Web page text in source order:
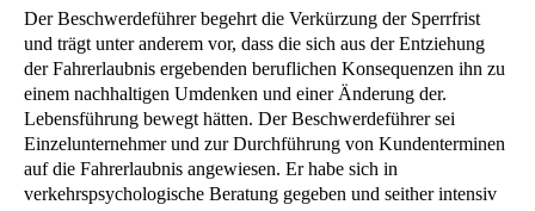
Der Beschwerdeführer begehrt die Verkürzung der Sperrfrist
und trägt unter anderem vor, dass die sich aus der Entziehung
der Fahrerlaubnis ergebenden beruflichen Konsequenzen ihn zu
einem nachhaltigen Umdenken und einer Änderung der.
Lebensführung bewegt hätten. Der Beschwerdeführer sei
Einzelunternehmer und zur Durchführung von Kundenterminen
auf die Fahrerlaubnis angewiesen. Er habe sich in
verkehrspsychologische Beratung gegeben und seither intensiv